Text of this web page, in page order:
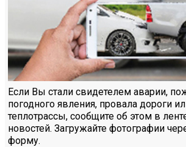
Если Вы стали свидетелем аварии,
погодного явления, провала дороги
теплотрассы, сообщите об этом в
новостей. Загружайте фотографии
форму.